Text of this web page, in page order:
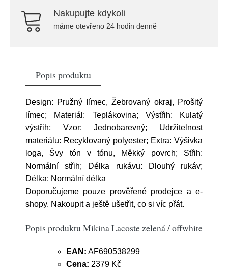
Nakupujte kdykoli
máme otevřeno 24 hodin denně
Popis produktu
Design: Pružný límec, Žebrovaný okraj, Prošitý
límec; Materiál: Teplákovina; Výstřih: Kulatý
výstřih; Vzor: Jednobarevný; Udržitelnost
materiálu: Recyklovaný polyester; Extra: Výšivka
loga, Švy tón v tónu, Měkký povrch; Střih:
Normální střih; Délka rukávu: Dlouhý rukáv;
Délka: Normální délka
Doporučujeme pouze prověřené prodejce a e-
shopy. Nakoupit a ještě ušetřit, co si víc přát.
Popis produktu Mikina Lacoste zelená / offwhite
EAN: AF690538299
Cena: 2379 Kč